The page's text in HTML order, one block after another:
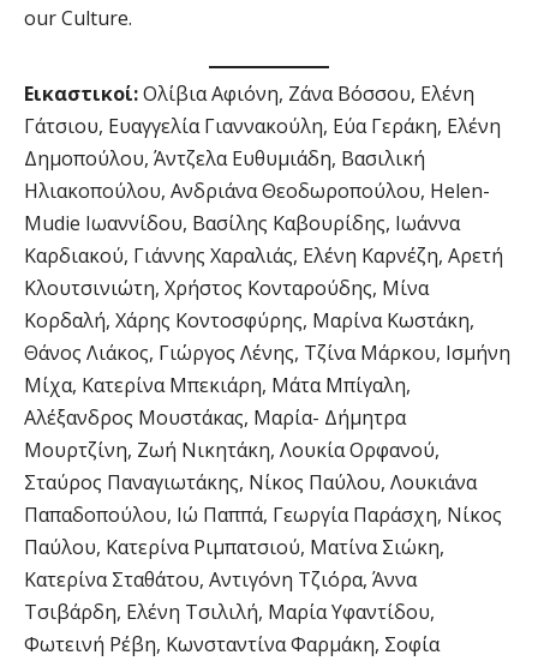
our Culture.
Εικαστικοί:Ολίβια Αφιόνη, Ζάνα Βόσσου, Ελένη
Γάτσιου, Ευαγγελία Γιαννακούλη, Εύα Γεράκη, Ελένη
Δημοπούλου, Άντζελα Ευθυμιάδη, Βασιλική
Ηλιακοπούλου, Ανδριάνα Θεοδωροπούλου, Helen-
Mudie Ιωαννίδου, Βασίλης Καβουρίδης, Ιωάννα
Καρδιακού, Γιάννης Χαραλιάς, Ελένη Καρνέζη, Αρετή
Κλουτσινιώτη, Χρήστος Κονταρούδης, Μίνα
Κορδαλή, Χάρης Κοντοσφύρης, Μαρίνα Κωστάκη,
Θάνος Λιάκος, Γιώργος Λένης, Τζίνα Μάρκου, Ισμήνη
Μίχα, Κατερίνα Μπεκιάρη, Μάτα Μπίγαλη,
Αλέξανδρος Μουστάκας, Μαρία- Δήμητρα
Μουρτζίνη, Ζωή Νικητάκη, Λουκία Ορφανού,
Σταύρος Παναγιωτάκης, Νίκος Παύλου, Λουκιάνα
Παπαδοπούλου, Ιώ Παππά, Γεωργία Παράσχη, Νίκος
Παύλου, Κατερίνα Ριμπατσιού, Ματίνα Σιώκη,
Κατερίνα Σταθάτου, Αντιγόνη Τζιόρα, Άννα
Τσιβάρδη, Ελένη Τσιλιλή, Μαρία Υφαντίδου,
Φωτεινή Ρέβη, Κωνσταντίνα Φαρμάκη, Σοφία